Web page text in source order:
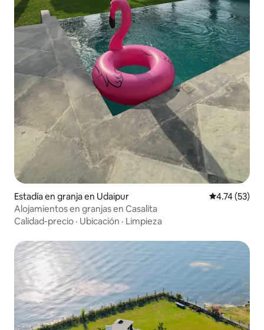
Estadía en granja en Udaipur Calificación
4.74 (53)
Alojamientos en granjas en Casalita
Calidad-precio · Ubicación · Limpieza